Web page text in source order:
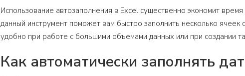
Использование автозаполнения в Excel существенно экономит
данный инструмент поможет вам быстро заполнить несколько
удобно при работе с большими объемами данных или при создании
Как автоматически заполнять